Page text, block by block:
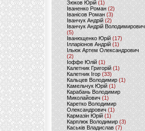
Зюков Юрій (1)
Іваненко Роман (2)
Іванісов Роман (3)
Іванчук Андрій(2)
Іванчук Андрій Володимирович
(5)
Іванющенко Юрій (17)
Ілларіонов Андрій (1)
Ільюк Артем Олександрович
(2)
Іоффе Юлій (1)
Калетник Григорій(1)
Калетник Ігор (33)
Кальцев Володимир(1)
Камельчук Юрій (1)
Карабань Володимир
Миколайович (1)
Каретко Володимир
Олександрович (1)
Кармазін Юрій(1)
Карплюк Володимир(3)
Каськів Владислав (7)